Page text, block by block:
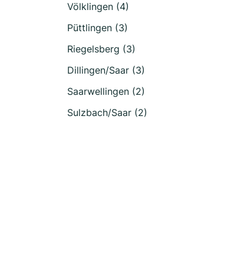
Völklingen (4)
Püttlingen (3)
Riegelsberg (3)
Dillingen/Saar (3)
Saarwellingen (2)
Sulzbach/Saar (2)